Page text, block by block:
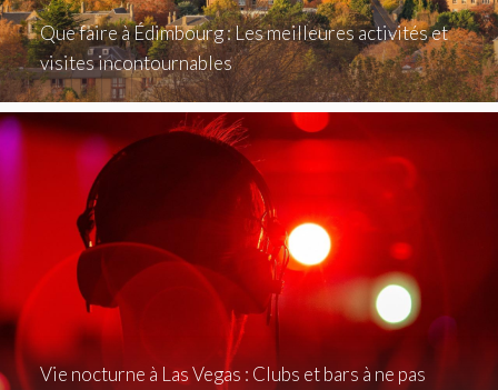
Que faire à Édimbourg : Les meilleures activités et
visites incontournables
Vie nocturne à Las Vegas : Clubs et bars à ne pas